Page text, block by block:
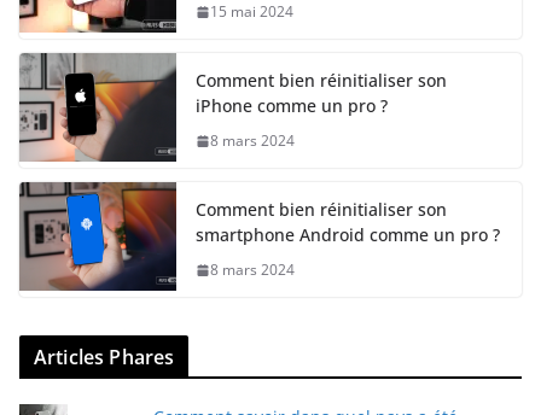
15 mai 2024
Comment bien réinitialiser son
iPhone comme un pro ?
8 mars 2024
Comment bien réinitialiser son
smartphone Android comme un pro ?
8 mars 2024
Articles Phares